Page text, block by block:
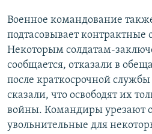
Военное командование
подтасовывает контрактные
Некоторым солдатам-
сообщается, отказали в
после краткосрочной службы
сказали, что освободят их
войны. Командиры урезают
увольнительные для